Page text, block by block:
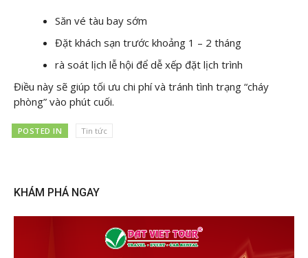
Săn vé tàu bay sớm
Đặt khách sạn trước khoảng 1 – 2 tháng
rà soát lịch lễ hội để dễ xếp đặt lịch trình
Điều này sẽ giúp tối ưu chi phí và tránh tình trạng “cháy
phòng” vào phút cuối.
POSTED IN Tin tức
KHÁM PHÁ NGAY